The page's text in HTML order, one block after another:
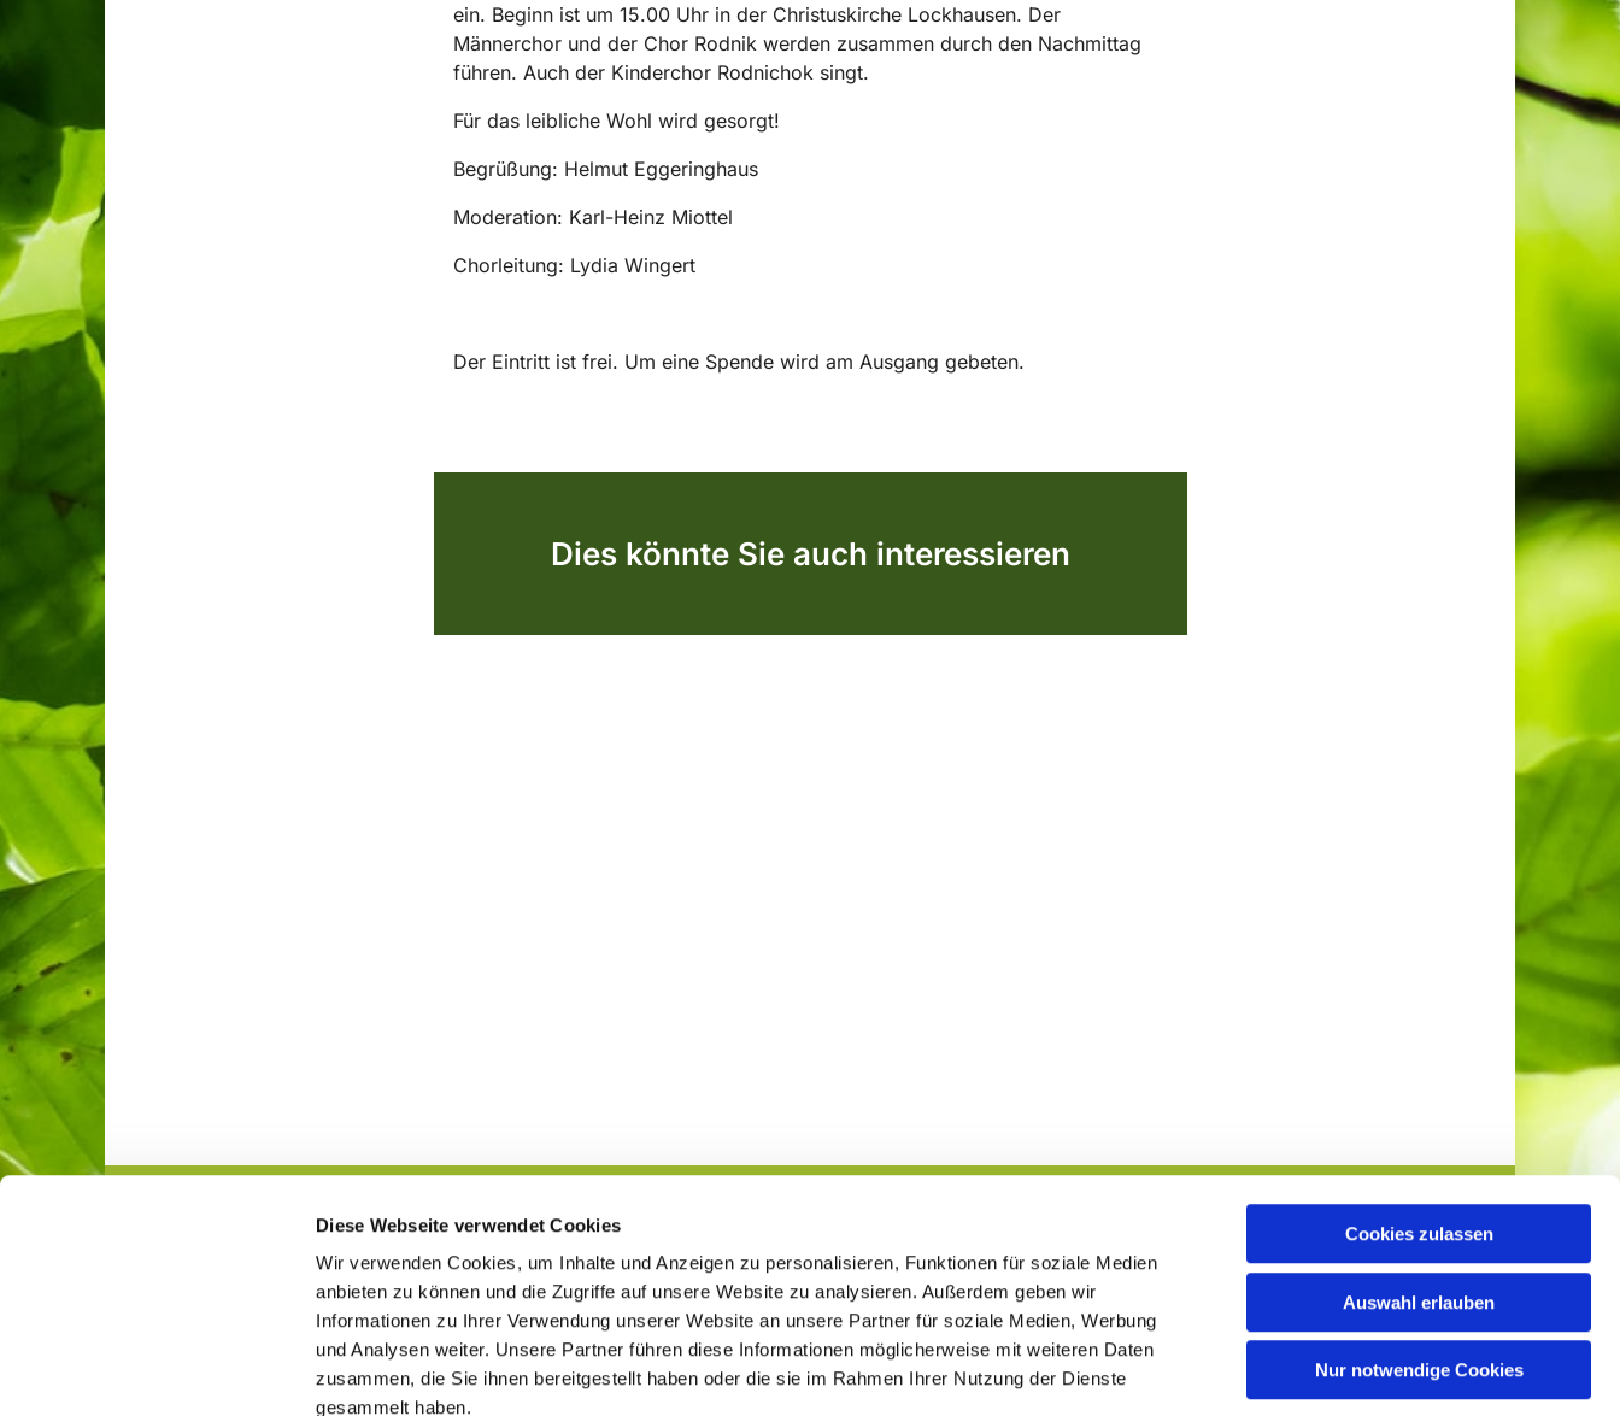
Diese Webseite verwendet Cookies
Wir verwenden Cookies, um Inhalte und Anzeigen zu personalisieren, Funktionen für soziale Medien
anbieten zu können und die Zugriffe auf unsere Website zu analysieren. Außerdem geben wir
Informationen zu Ihrer Verwendung unserer Website an unsere Partner für soziale Medien, Werbung
und Analysen weiter. Unsere Partner führen diese Informationen möglicherweise mit weiteren Daten
zusammen, die Sie ihnen bereitgestellt haben oder die sie im Rahmen Ihrer Nutzung der Dienste
gesammelt haben.
Cookies zulassen
Auswahl erlauben
Nur notwendige Cookies
ein. Beginn ist um 15.00 Uhr in der Christuskirche Lockhausen. Der
Männerchor und der Chor Rodnik werden zusammen durch den Nachmittag
führen. Auch der Kinderchor Rodnichok singt.
Für das leibliche Wohl wird gesorgt!
Begrüßung: Helmut Eggeringhaus
Moderation: Karl-Heinz Miottel
Chorleitung: Lydia Wingert
Der Eintritt ist frei. Um eine Spende wird am Ausgang gebeten.
Dies könnte Sie auch interessieren
Jugend Blog
Ev. Kirchengemeinde Lockhausen-Ahmsen · Leopoldshöher Str. 5, 32107 Bad SalzuflenTel. 05222-7720info@evangelisch-lockhausen-ahmsen.de
Kontaktinformationen